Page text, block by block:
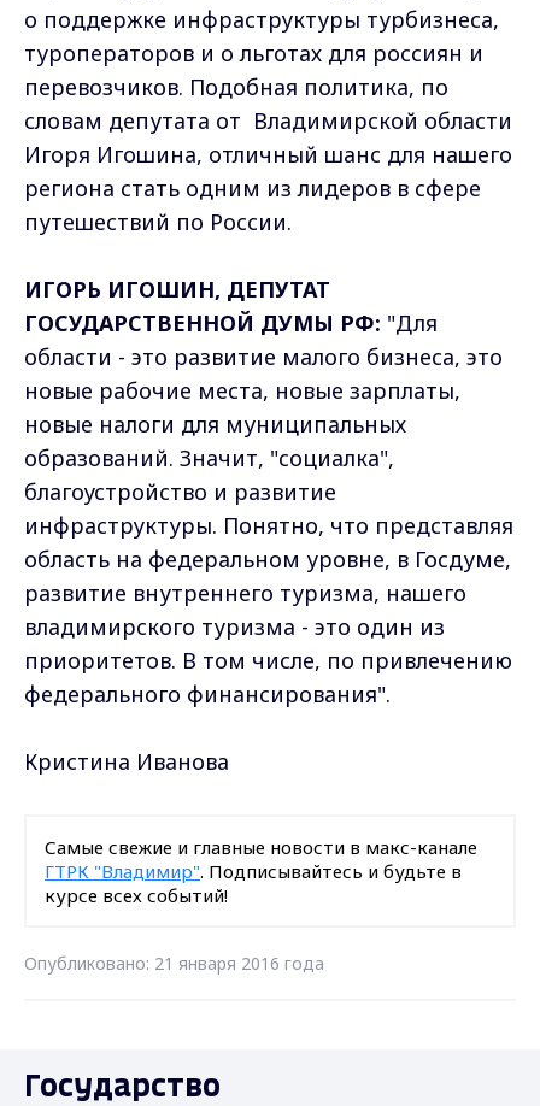
о поддержке инфраструктуры турбизнеса,
туроператоров и о льготах для россиян и
перевозчиков. Подобная политика, по
словам депутата от Владимирской области
Игоря Игошина, отличный шанс для нашего
региона стать одним из лидеров в сфере
путешествий по России.
ИГОРЬ ИГОШИН, ДЕПУТАТ
ГОСУДАРСТВЕННОЙ ДУМЫ РФ: "Для
области - это развитие малого бизнеса, это
новые рабочие места, новые зарплаты,
новые налоги для муниципальных
образований. Значит, "социалка",
благоустройство и развитие
инфраструктуры. Понятно, что представляя
область на федеральном уровне, в Госдуме,
развитие внутреннего туризма, нашего
владимирского туризма - это один из
приоритетов. В том числе, по привлечению
федерального финансирования".
Кристина Иванова
Самые свежие и главные новости в макс-канале
ГТРК "Владимир". Подписывайтесь и будьте в
курсе всех событий!
Опубликовано: 21 января 2016 года
Государство